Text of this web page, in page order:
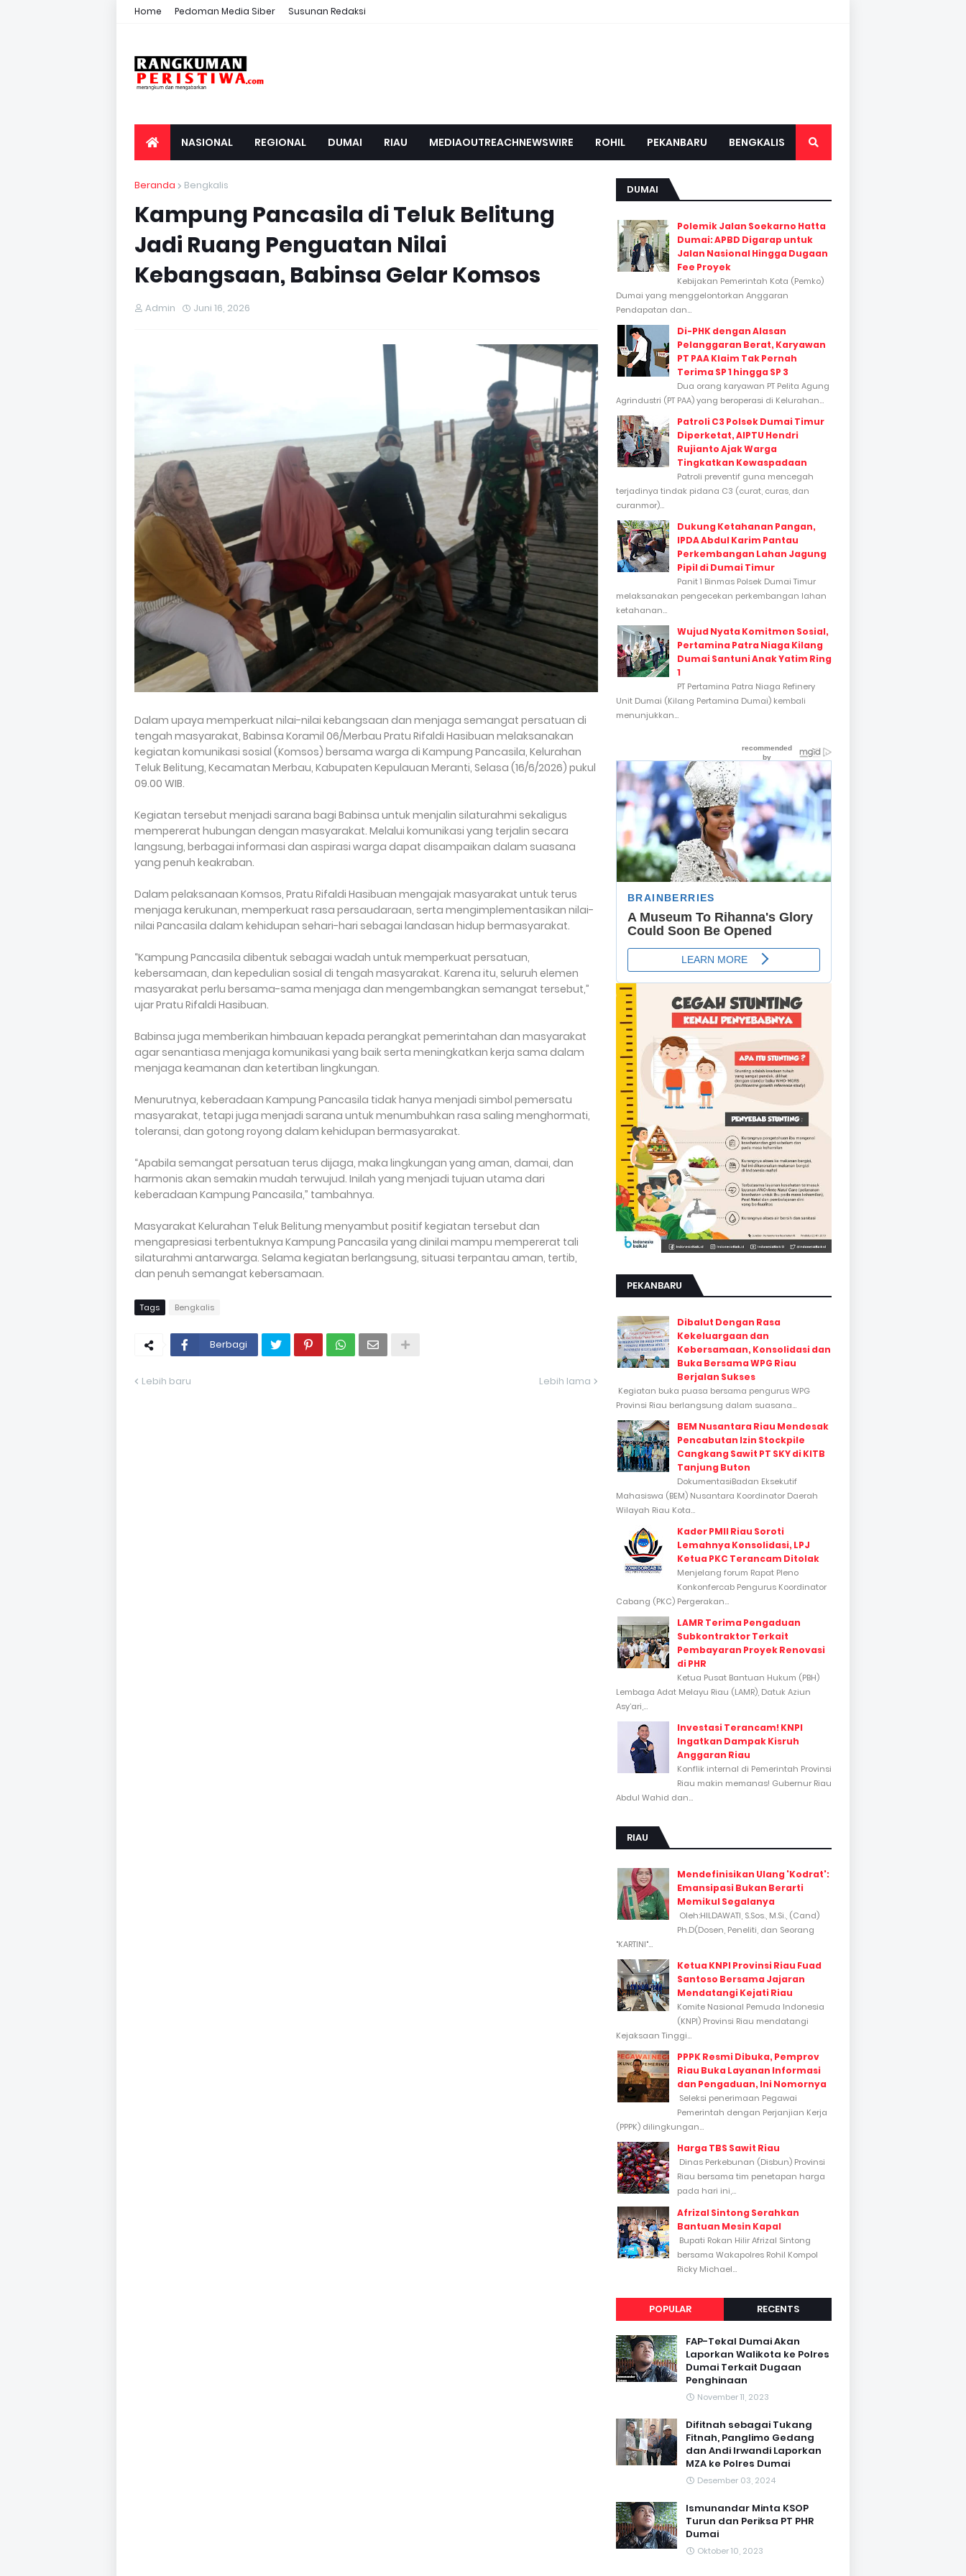
Home Pedoman Media Siber Susunan Redaksi
NASIONAL REGIONAL DUMAI RIAU MEDIAOUTREACHNEWSWIRE ROHIL PEKANBARU BENGKALIS
Beranda Bengkalis
Kampung Pancasila di Teluk Belitung
Jadi Ruang Penguatan Nilai
Kebangsaan, Babinsa Gelar Komsos
Admin Juni 16, 2026
Dalam upaya memperkuat nilai-nilai kebangsaan dan menjaga semangat persatuan di
tengah masyarakat, Babinsa Koramil 06/Merbau Pratu Rifaldi Hasibuan melaksanakan
kegiatan komunikasi sosial (Komsos) bersama warga di Kampung Pancasila, Kelurahan
Teluk Belitung, Kecamatan Merbau, Kabupaten Kepulauan Meranti, Selasa (16/6/2026) pukul
09.00 WIB.
Kegiatan tersebut menjadi sarana bagi Babinsa untuk menjalin silaturahmi sekaligus
mempererat hubungan dengan masyarakat. Melalui komunikasi yang terjalin secara
langsung, berbagai informasi dan aspirasi warga dapat disampaikan dalam suasana
yang penuh keakraban.
Dalam pelaksanaan Komsos, Pratu Rifaldi Hasibuan mengajak masyarakat untuk terus
menjaga kerukunan, memperkuat rasa persaudaraan, serta mengimplementasikan nilai-
nilai Pancasila dalam kehidupan sehari-hari sebagai landasan hidup bermasyarakat.
“Kampung Pancasila dibentuk sebagai wadah untuk memperkuat persatuan,
kebersamaan, dan kepedulian sosial di tengah masyarakat. Karena itu, seluruh elemen
masyarakat perlu bersama-sama menjaga dan mengembangkan semangat tersebut,”
ujar Pratu Rifaldi Hasibuan.
Babinsa juga memberikan himbauan kepada perangkat pemerintahan dan masyarakat
agar senantiasa menjaga komunikasi yang baik serta meningkatkan kerja sama dalam
menjaga keamanan dan ketertiban lingkungan.
Menurutnya, keberadaan Kampung Pancasila tidak hanya menjadi simbol pemersatu
masyarakat, tetapi juga menjadi sarana untuk menumbuhkan rasa saling menghormati,
toleransi, dan gotong royong dalam kehidupan bermasyarakat.
“Apabila semangat persatuan terus dijaga, maka lingkungan yang aman, damai, dan
harmonis akan semakin mudah terwujud. Inilah yang menjadi tujuan utama dari
keberadaan Kampung Pancasila,” tambahnya.
Masyarakat Kelurahan Teluk Belitung menyambut positif kegiatan tersebut dan
mengapresiasi terbentuknya Kampung Pancasila yang dinilai mampu mempererat tali
silaturahmi antarwarga. Selama kegiatan berlangsung, situasi terpantau aman, tertib,
dan penuh semangat kebersamaan.
Tags Bengkalis
Berbagi
Lebih baru Lebih lama
DUMAI
Polemik Jalan Soekarno Hatta
Dumai: APBD Digarap untuk
Jalan Nasional Hingga Dugaan
Fee Proyek
Kebijakan Pemerintah Kota (Pemko)
Dumai yang menggelontorkan Anggaran
Pendapatan dan...
Di-PHK dengan Alasan
Pelanggaran Berat, Karyawan
PT PAA Klaim Tak Pernah
Terima SP 1 hingga SP 3
Dua orang karyawan PT Pelita Agung
Agrindustri (PT PAA) yang beroperasi di Kelurahan...
Patroli C3 Polsek Dumai Timur
Diperketat, AIPTU Hendri
Rujianto Ajak Warga
Tingkatkan Kewaspadaan
Patroli preventif guna mencegah
terjadinya tindak pidana C3 (curat, curas, dan
curanmor)...
Dukung Ketahanan Pangan,
IPDA Abdul Karim Pantau
Perkembangan Lahan Jagung
Pipil di Dumai Timur
Panit 1 Binmas Polsek Dumai Timur
melaksanakan pengecekan perkembangan lahan
ketahanan...
Wujud Nyata Komitmen Sosial,
Pertamina Patra Niaga Kilang
Dumai Santuni Anak Yatim Ring
1
PT Pertamina Patra Niaga Refinery
Unit Dumai (Kilang Pertamina Dumai) kembali
menunjukkan...
PEKANBARU
Dibalut Dengan Rasa
Kekeluargaan dan
Kebersamaan, Konsolidasi dan
Buka Bersama WPG Riau
Berjalan Sukses
Kegiatan buka puasa bersama pengurus WPG
Provinsi Riau berlangsung dalam suasana...
BEM Nusantara Riau Mendesak
Pencabutan Izin Stockpile
Cangkang Sawit PT SKY di KITB
Tanjung Buton
DokumentasiBadan Eksekutif
Mahasiswa (BEM) Nusantara Koordinator Daerah
Wilayah Riau Kota...
Kader PMII Riau Soroti
Lemahnya Konsolidasi, LPJ
Ketua PKC Terancam Ditolak
Menjelang forum Rapat Pleno
Konkonfercab Pengurus Koordinator
Cabang (PKC) Pergerakan...
LAMR Terima Pengaduan
Subkontraktor Terkait
Pembayaran Proyek Renovasi
di PHR
Ketua Pusat Bantuan Hukum (PBH)
Lembaga Adat Melayu Riau (LAMR), Datuk Aziun
Asy’ari,...
Investasi Terancam! KNPI
Ingatkan Dampak Kisruh
Anggaran Riau
Konflik internal di Pemerintah Provinsi
Riau makin memanas! Gubernur Riau
Abdul Wahid dan...
RIAU
Mendefinisikan Ulang 'Kodrat':
Emansipasi Bukan Berarti
Memikul Segalanya
Oleh:HILDAWATI, S.Sos., M.Si., (Cand)
Ph.D(Dosen, Peneliti, dan Seorang
"KARTINI"...
Ketua KNPI Provinsi Riau Fuad
Santoso Bersama Jajaran
Mendatangi Kejati Riau
Komite Nasional Pemuda Indonesia
(KNPI) Provinsi Riau mendatangi
Kejaksaan Tinggi...
PPPK Resmi Dibuka, Pemprov
Riau Buka Layanan Informasi
dan Pengaduan, Ini Nomornya
Seleksi penerimaan Pegawai
Pemerintah dengan Perjanjian Kerja
(PPPK) dilingkungan...
Harga TBS Sawit Riau
Dinas Perkebunan (Disbun) Provinsi
Riau bersama tim penetapan harga
pada hari ini,...
Afrizal Sintong Serahkan
Bantuan Mesin Kapal
Bupati Rokan Hilir Afrizal Sintong
bersama Wakapolres Rohil Kompol
Ricky Michael...
POPULAR RECENTS
FAP-Tekal Dumai Akan
Laporkan Walikota ke Polres
Dumai Terkait Dugaan
Penghinaan
November 11, 2023
Difitnah sebagai Tukang
Fitnah, Panglimo Gedang
dan Andi Irwandi Laporkan
MZA ke Polres Dumai
Desember 03, 2024
Ismunandar Minta KSOP
Turun dan Periksa PT PHR
Dumai
Oktober 10, 2023